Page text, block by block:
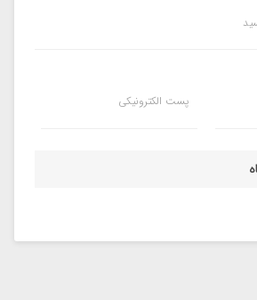
پست الکترونیکی